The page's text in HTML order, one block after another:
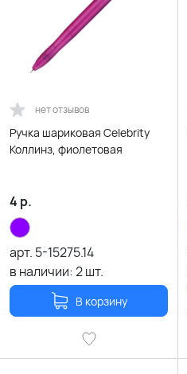
нет отзывов
Ручка шариковая Celebrity
Коллинз, фиолетовая
4 р.
арт. 5-15275.14
в наличии:2шт.
В корзину